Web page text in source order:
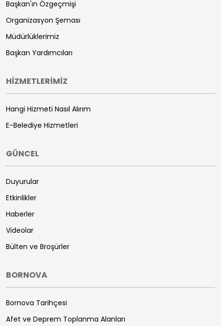
Başkan'ın Özgeçmişi
Organizasyon Şeması
Müdürlüklerimiz
Başkan Yardımcıları
HİZMETLERİMİZ
Hangi Hizmeti Nasıl Alırım
E-Belediye Hizmetleri
GÜNCEL
Duyurular
Etkinlikler
Haberler
Videolar
Bülten ve Broşürler
BORNOVA
Bornova Tarihçesi
Afet ve Deprem Toplanma Alanları